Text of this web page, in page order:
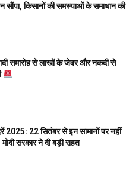
सौंपा, किसानों की समस्याओं के समाधान की
समारोह से लाखों के जेवर और नकदी से
2025: 22 सितंबर से इन सामानों पर नहीं
सरकार ने दी बड़ी राहत